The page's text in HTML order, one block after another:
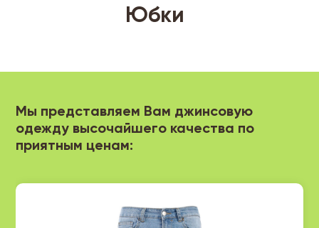
Юбки
Мы представляем Вам джинсовую
одежду высочайшего качества по
приятным ценам: